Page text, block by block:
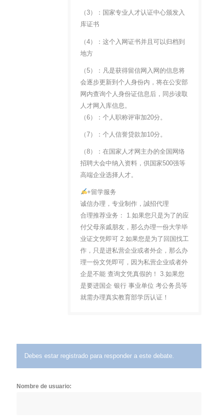
（3）：国家专业人才认证中心颁发入
库证书
（4）：这个入网证书并且可以归档到
地方
（5）：凡是获得留信网入网的信息将
会逐步更新到个人身份内，将在公安部
网内查询个人身份证信息后，同步读取
人才网入库信息。
（6）：个人职称评审加20分。
（7）：个人信誉贷款加10分。
（8）：在国家人才网主办的全国网络
招聘大会中纳入资料，供国家500强等
高端企业选择人才。
+留学服务
诚信办理，专业制作，誠招代理
合理推荐业务： 1.如果您只是为了的应
付父母亲戚朋友，那么办理一份大学毕
业证文凭即可 2.如果您是为了回国找工
作，只是进私营企业或者外企，那么办
理一份文凭即可，因为私营企业或者外
企是不能 查询文凭真假的！ 3.如果您
是要进国企 银行 事业单位 考公务员等
就需办理真实教育部学历认证！
Debes estar registrado para responder a este debate.
Nombre de usuario: